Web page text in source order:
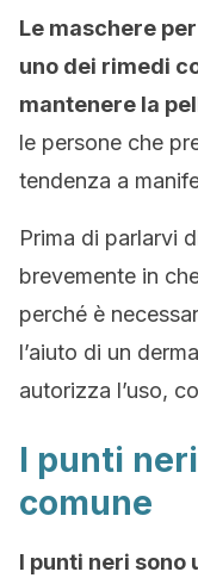
Le maschere
uno dei rimedi
mantenere la
le persone che
tendenza a
Prima di parlarvi
brevemente in
perché è
l’aiuto di un
autorizza l’uso,
I punti
comune
I punti neri sono